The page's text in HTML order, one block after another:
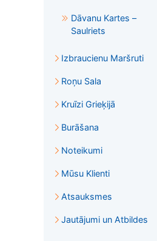
Dāvanu Kartes –
Saulriets
Izbraucienu Maršruti
Roņu Sala
Kruīzi Grieķijā
Burāšana
Noteikumi
Mūsu Klienti
Atsauksmes
Jautājumi un Atbildes